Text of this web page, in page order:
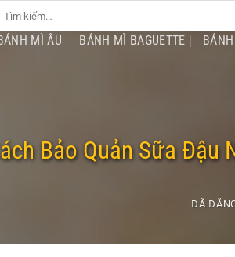
kiếm:
MÌ ÂU BÁNH MÌ BAGUETTE
Bảo Quản Sữa Đậu
ĐÃ